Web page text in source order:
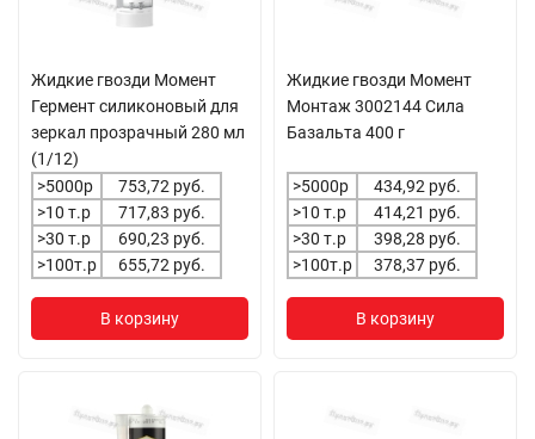
Жидкие гвозди Момент
Гермент силиконовый для
зеркал прозрачный 280 мл
(1/12)
>5000р
753,72 руб.
>10 т.р
717,83 руб.
>30 т.р
690,23 руб.
>100т.р
655,72 руб.
В корзину
Жидкие гвозди Момент
Монтаж 3002144 Сила
Базальта 400 г
>5000р
434,92 руб.
>10 т.р
414,21 руб.
>30 т.р
398,28 руб.
>100т.р
378,37 руб.
В корзину